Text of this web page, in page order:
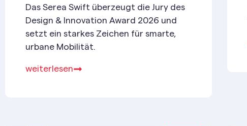
Das Serea Swift überzeugt die Jury des
Design & Innovation Award 2026 und
setzt ein starkes Zeichen für smarte,
urbane Mobilität.
weiterlesen